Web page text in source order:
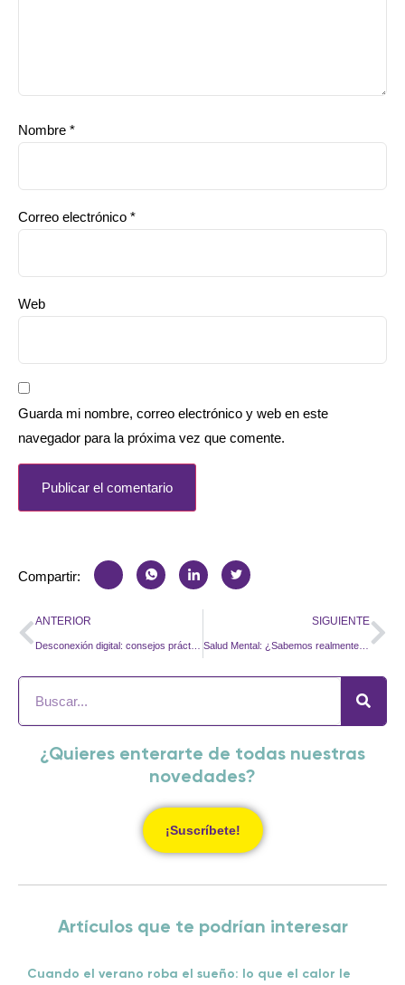
Nombre *
Correo electrónico *
Web
Guarda mi nombre, correo electrónico y web en este
navegador para la próxima vez que comente.
Compartir:
ANTERIOR SIGUIENTE
Salud Mental: ¿Sabemos realmente lo que es?
¿Quieres enterarte de todas nuestras
novedades?
¡Suscríbete!
Artículos que te podrían interesar
Cuando el verano roba el sueño: lo que el calor le